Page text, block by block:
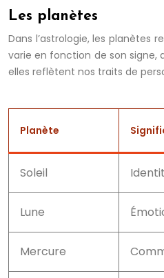
Les planètes
Dans l’astrologie, les
varie en fonction de son signe,
elles reflètent nos traits de
Planète
Soleil
Lune
Mercure